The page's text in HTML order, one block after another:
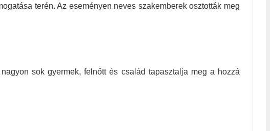
terén. Az eseményen neves szakemberek osztották meg
sok gyermek, felnőtt és család tapasztalja meg a hozzá